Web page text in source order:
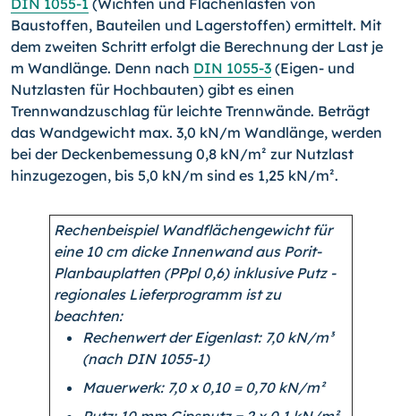
DIN 1055-1 (Wichten und Flächenlasten von
Baustoffen, Bauteilen und Lagerstoffen) ermittelt. Mit
dem zweiten Schritt erfolgt die Berechnung der Last je
m Wandlänge. Denn nach DIN 1055-3 (Eigen- und
Nutzlasten für Hochbauten) gibt es einen
Trennwandzuschlag für leichte Trennwände. Beträgt
das Wandgewicht max. 3,0 kN/m Wandlänge, werden
bei der Deckenbemessung 0,8 kN/m² zur Nutzlast
hinzugezogen, bis 5,0 kN/m sind es 1,25 kN/m².
Rechenbeispiel Wandflächengewicht für
eine 10 cm dicke Innenwand aus Porit-
Planbauplatten (PPpl 0,6) inklusive Putz -
regionales Lieferprogramm ist zu
beachten:
Rechenwert der Eigenlast: 7,0 kN/m³
(nach DIN 1055-1)
Mauerwerk: 7,0 x 0,10 = 0,70 kN/m²